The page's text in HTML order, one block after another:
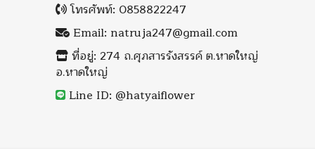
โทรศัพท์: 0858822247
Email: natruja247@gmail.com
ที่อยู่: 274 ถ.ศุภสารรังสรรค์ ต.หาดใหญ่
อ.หาดใหญ่
Line ID: @hatyaiflower